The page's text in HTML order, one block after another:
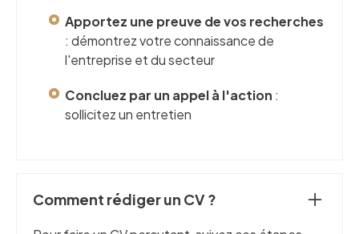
Apportez une preuve de vos recherches
: démontrez votre connaissance de
l'entreprise et du secteur
Concluez par un appel à l'action :
sollicitez un entretien
Comment rédiger un CV ?